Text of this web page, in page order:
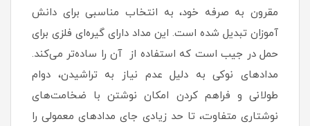
مقرون به صرفه خود، به انتخاب مناسبی برای دانش
آموزان تبدیل شده است. این مداد دارای گیره‌ای فلزی برای
حمل در جیب است که استفاده از آن را ساده‌تر می‌کند.
مدادهای نوکی به دلیل عدم نیاز به تراشیدن، دوام
طولانی و فراهم کردن امکان نوشتن با ضخامت‌های
نوشتاری متفاوت، تا حد زیادی جای مدادهای معمولی را